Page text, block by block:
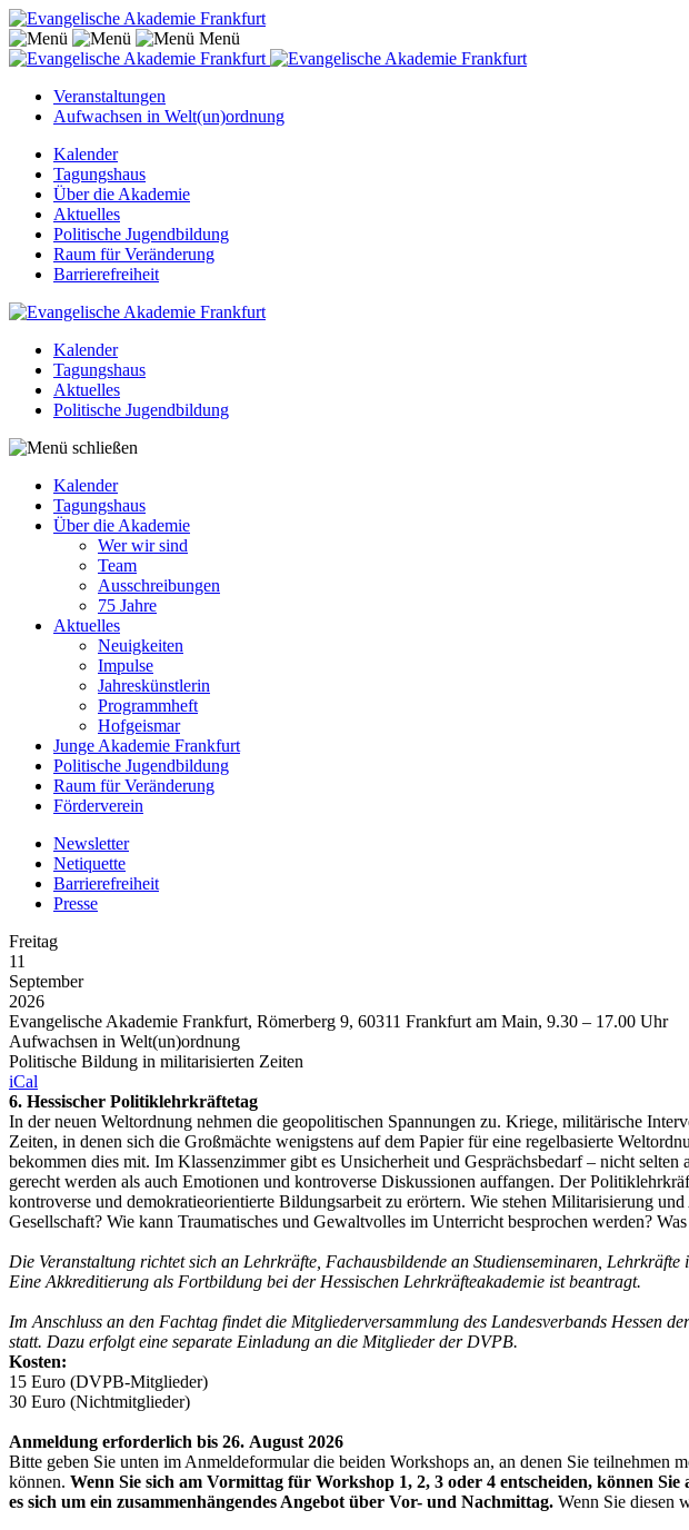
Menü
Veranstaltungen
Aufwachsen in Welt(un)ordnung
Kalender
Tagungshaus
Über die Akademie
Aktuelles
Politische Jugendbildung
Raum für Veränderung
Barrierefreiheit
Kalender
Tagungshaus
Aktuelles
Politische Jugendbildung
Kalender
Tagungshaus
Über die Akademie
Wer wir sind
Team
Ausschreibungen
75 Jahre
Aktuelles
Neuigkeiten
Impulse
Jahreskünstlerin
Programmheft
Hofgeismar
Junge Akademie Frankfurt
Politische Jugendbildung
Raum für Veränderung
Förderverein
Newsletter
Netiquette
Barrierefreiheit
Presse
Freitag
11
September
2026
Evangelische Akademie Frankfurt, Römerberg 9, 60311 Frankfurt am Main, 9.30 – 17.00 Uhr
Aufwachsen in Welt(un)ordnung
Politische Bildung in militarisierten Zeiten
iCal
6. Hessischer Politiklehrkräftetag
In der neuen Weltordnung nehmen die geopolitischen Spannungen zu. Kriege, militärische
Zeiten, in denen sich die Großmächte wenigstens auf dem Papier für eine regelbasierte
bekommen dies mit. Im Klassenzimmer gibt es Unsicherheit und Gesprächsbedarf – nicht
gerecht werden als auch Emotionen und kontroverse Diskussionen auffangen. Der
kontroverse und demokratieorientierte Bildungsarbeit zu erörtern. Wie stehen Militarisierung
Gesellschaft? Wie kann Traumatisches und Gewaltvolles im Unterricht besprochen werden?
Die Veranstaltung richtet sich an Lehrkräfte, Fachausbildende an Studienseminaren,
Eine Akkreditierung als Fortbildung bei der Hessischen Lehrkräfteakademie ist beantragt.
Im Anschluss an den Fachtag findet die Mitgliederversammlung des Landesverbands Hessen
statt. Dazu erfolgt eine separate Einladung an die Mitglieder der DVPB.
Kosten:
15 Euro (DVPB-Mitglieder)
30 Euro (Nichtmitglieder)
Anmeldung erforderlich bis 26. August 2026
Bitte geben Sie unten im Anmeldeformular die beiden Workshops an, an denen Sie teilnehmen
können. Wenn Sie sich am Vormittag für Workshop 1, 2, 3 oder 4 entscheiden, können
es sich um ein zusammenhängendes Angebot über Vor- und Nachmittag. Wenn Sie diesen